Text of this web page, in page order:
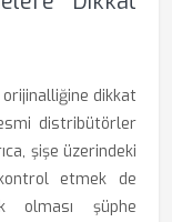
dikkat
distribütörler
şişe üzerindeki
etmek de
olması şüphe